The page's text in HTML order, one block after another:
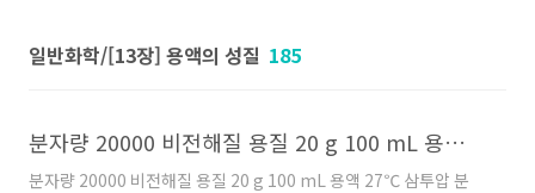
일반화학/[13장] 용액의 성질 185
분자량 20000 비전해질 용질 20 g 100 mL 용액 27℃ 삼투압
분자량 20000 비전해질 용질 20 g 100 mL 용액 27℃ 삼투압 분